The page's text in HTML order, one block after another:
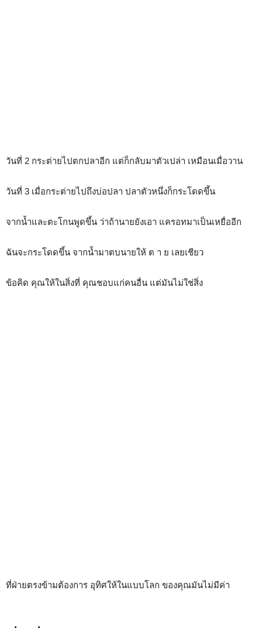
วันที่ 2 กระต่ายไปตกปลาอีก แต่ก็กลับมาตัวเปล่า เหมือนเมื่อวาน
วันที่ 3 เมื่อกระต่ายไปถึงบ่อปลา ปลาตัวหนึ่งก็กระโดดขึ้น
จากน้ำและตะโกนพูดขึ้น ว่าถ้านายยังเอา แครอทมาเป็นเหยื่ออีก
ฉันจะกระโดดขึ้น จากน้ำมาตบนายให้ ต า ย เลยเชียว
ข้อคิด คุณให้ในสิ่งที่ คุณชอบแก่คนอื่น แต่มันไม่ใช่สิ่ง
ที่ฝ่ายตรงข้ามต้องการ อุทิศให้ในแบบโลก ของคุณมันไม่มีค่า